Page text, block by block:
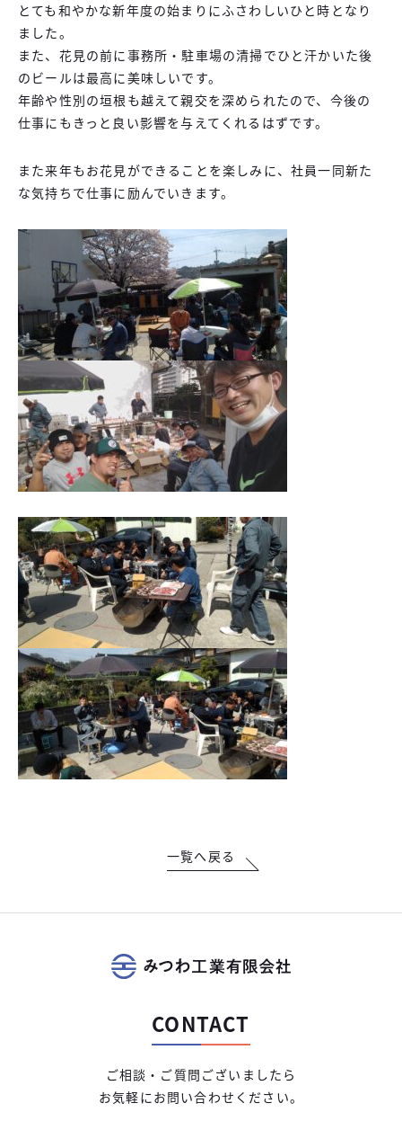
とても和やかな新年度の始まりにふさわしいひと時となり
ました。
また、花見の前に事務所・駐車場の清掃でひと汗かいた後
のビールは最高に美味しいです。
年齢や性別の垣根も越えて親交を深められたので、今後の
仕事にもきっと良い影響を与えてくれるはずです。
また来年もお花見ができることを楽しみに、社員一同新た
な気持ちで仕事に励んでいきます。
一覧へ戻る
CONTACT
ご相談・ご質問ございましたら
お気軽にお問い合わせください。